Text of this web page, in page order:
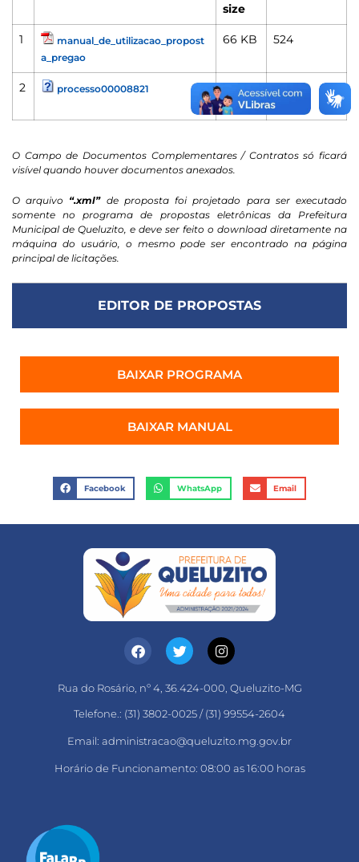
size
1
manual_de_utilizacao_propost
a_pregao
66 KB 524
2 processo00008821
263
KB
496
O Campo de Documentos Complementares / Contratos só ficará
visível quando houver documentos anexados.
O arquivo “.xml”de proposta foi projetado para ser executado
somente no programa de propostas eletrônicas da Prefeitura
Municipal de Queluzito, e deve ser feito o download diretamente na
máquina do usuário, o mesmo pode ser encontrado na página
principal de licitações.
EDITOR DE PROPOSTAS
BAIXAR PROGRAMA
BAIXAR MANUAL
Facebook WhatsApp Email
Rua do Rosário, nº 4, 36.424-000, Queluzito-MG
Telefone.: (31) 3802-0025 / (31) 99554-2604
Email: administracao@queluzito.mg.gov.br
Horário de Funcionamento: 08:00 as 16:00 horas